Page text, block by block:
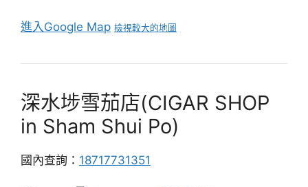
進入Google Map 檢視較大的地圖
深水埗雪茄店(CIGAR SHOP
in Sham Shui Po)
國內查詢： 18717731351